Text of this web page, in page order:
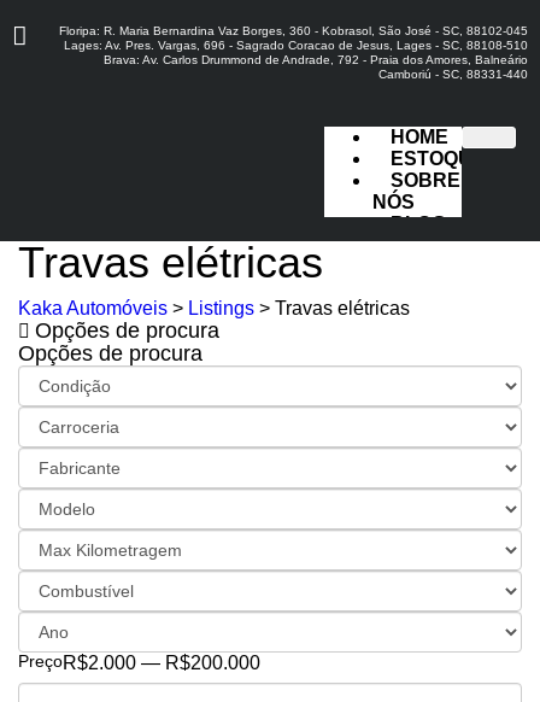
Floripa: R. Maria Bernardina Vaz Borges, 360 - Kobrasol, São José - SC, 88102-045
Lages: Av. Pres. Vargas, 696 - Sagrado Coracao de Jesus, Lages - SC, 88108-510
Brava: Av. Carlos Drummond de Andrade, 792 - Praia dos Amores, Balneário
Camboriú - SC, 88331-440
HOME
ESTOQUE
SOBRE
NÓS
BLOG
FALE
Travas elétricas
Kaka Automóveis > Listings > Travas elétricas
Opções de procura
Opções de procura
PreçoR$2.000 — R$200.000